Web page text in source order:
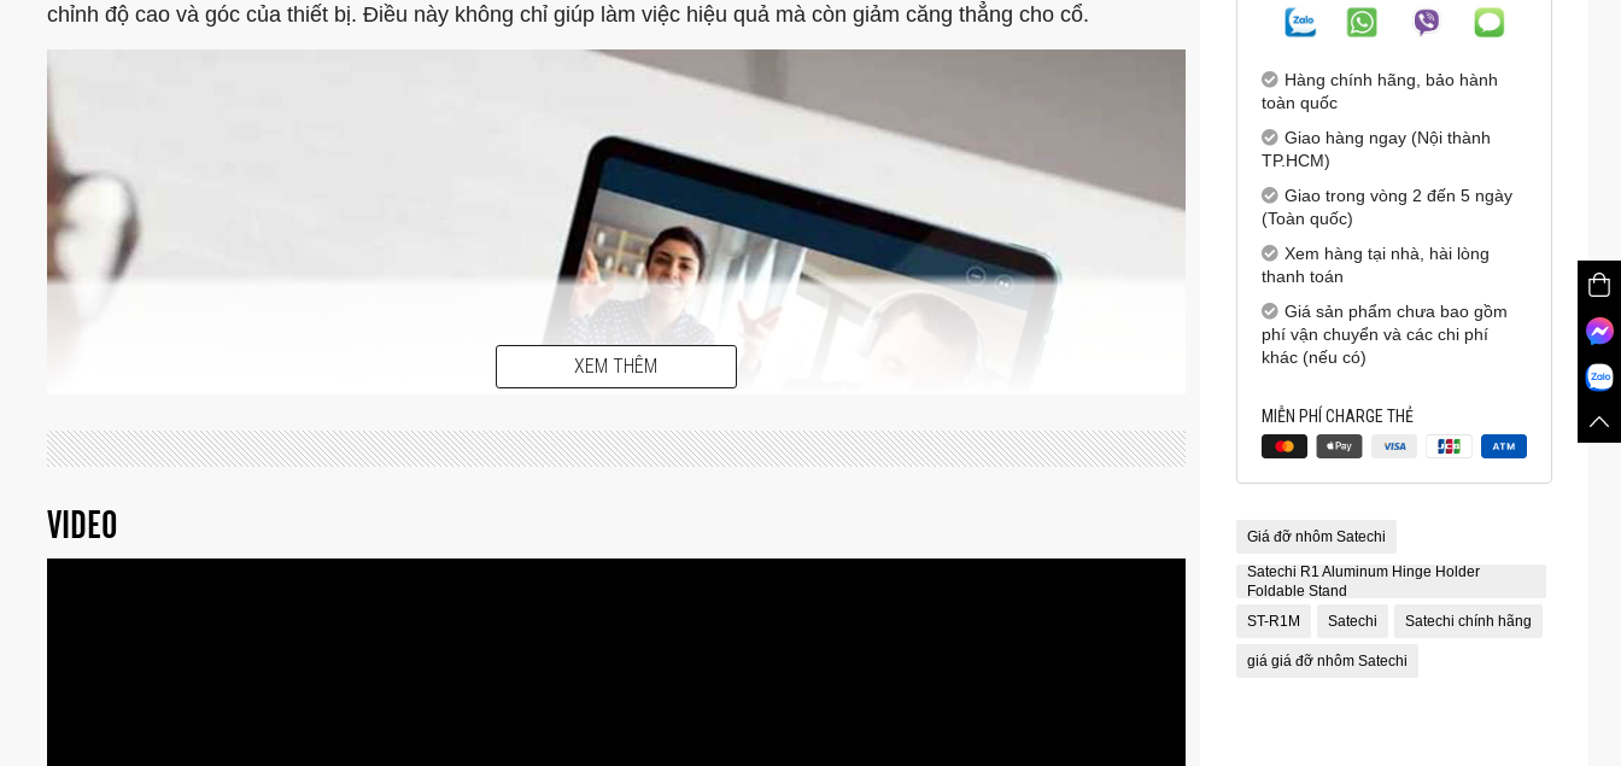
chỉnh độ cao và góc của thiết bị. Điều này không chỉ giúp làm việc hiệu quả mà còn giảm căng thẳng cho cổ.
XEM THÊM
VIDEO
Hàng chính hãng, bảo hành
toàn quốc
Giao hàng ngay (Nội thành
TP.HCM)
Giao trong vòng 2 đến 5 ngày
(Toàn quốc)
Xem hàng tại nhà, hài lòng
thanh toán
Giá sản phẩm chưa bao gồm
phí vận chuyển và các chi phí
khác (nếu có)
MIỄN PHÍ CHARGE THẺ
Giá đỡ nhôm Satechi
Satechi R1 Aluminum Hinge Holder
Foldable Stand
ST-R1M
Satechi Satechi chính hãng
giá giá đỡ nhôm Satechi